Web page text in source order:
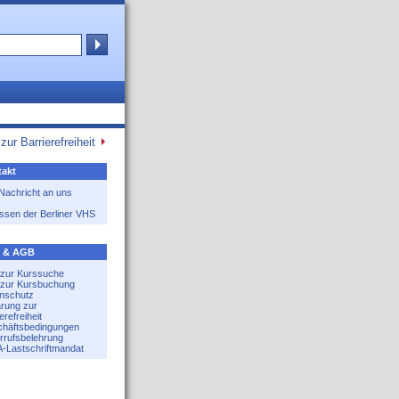
Barrierefreiheit
an uns
der Berliner VHS
& AGB
zur Kurssuche
zur Kursbuchung
zur
Lastschriftmandat